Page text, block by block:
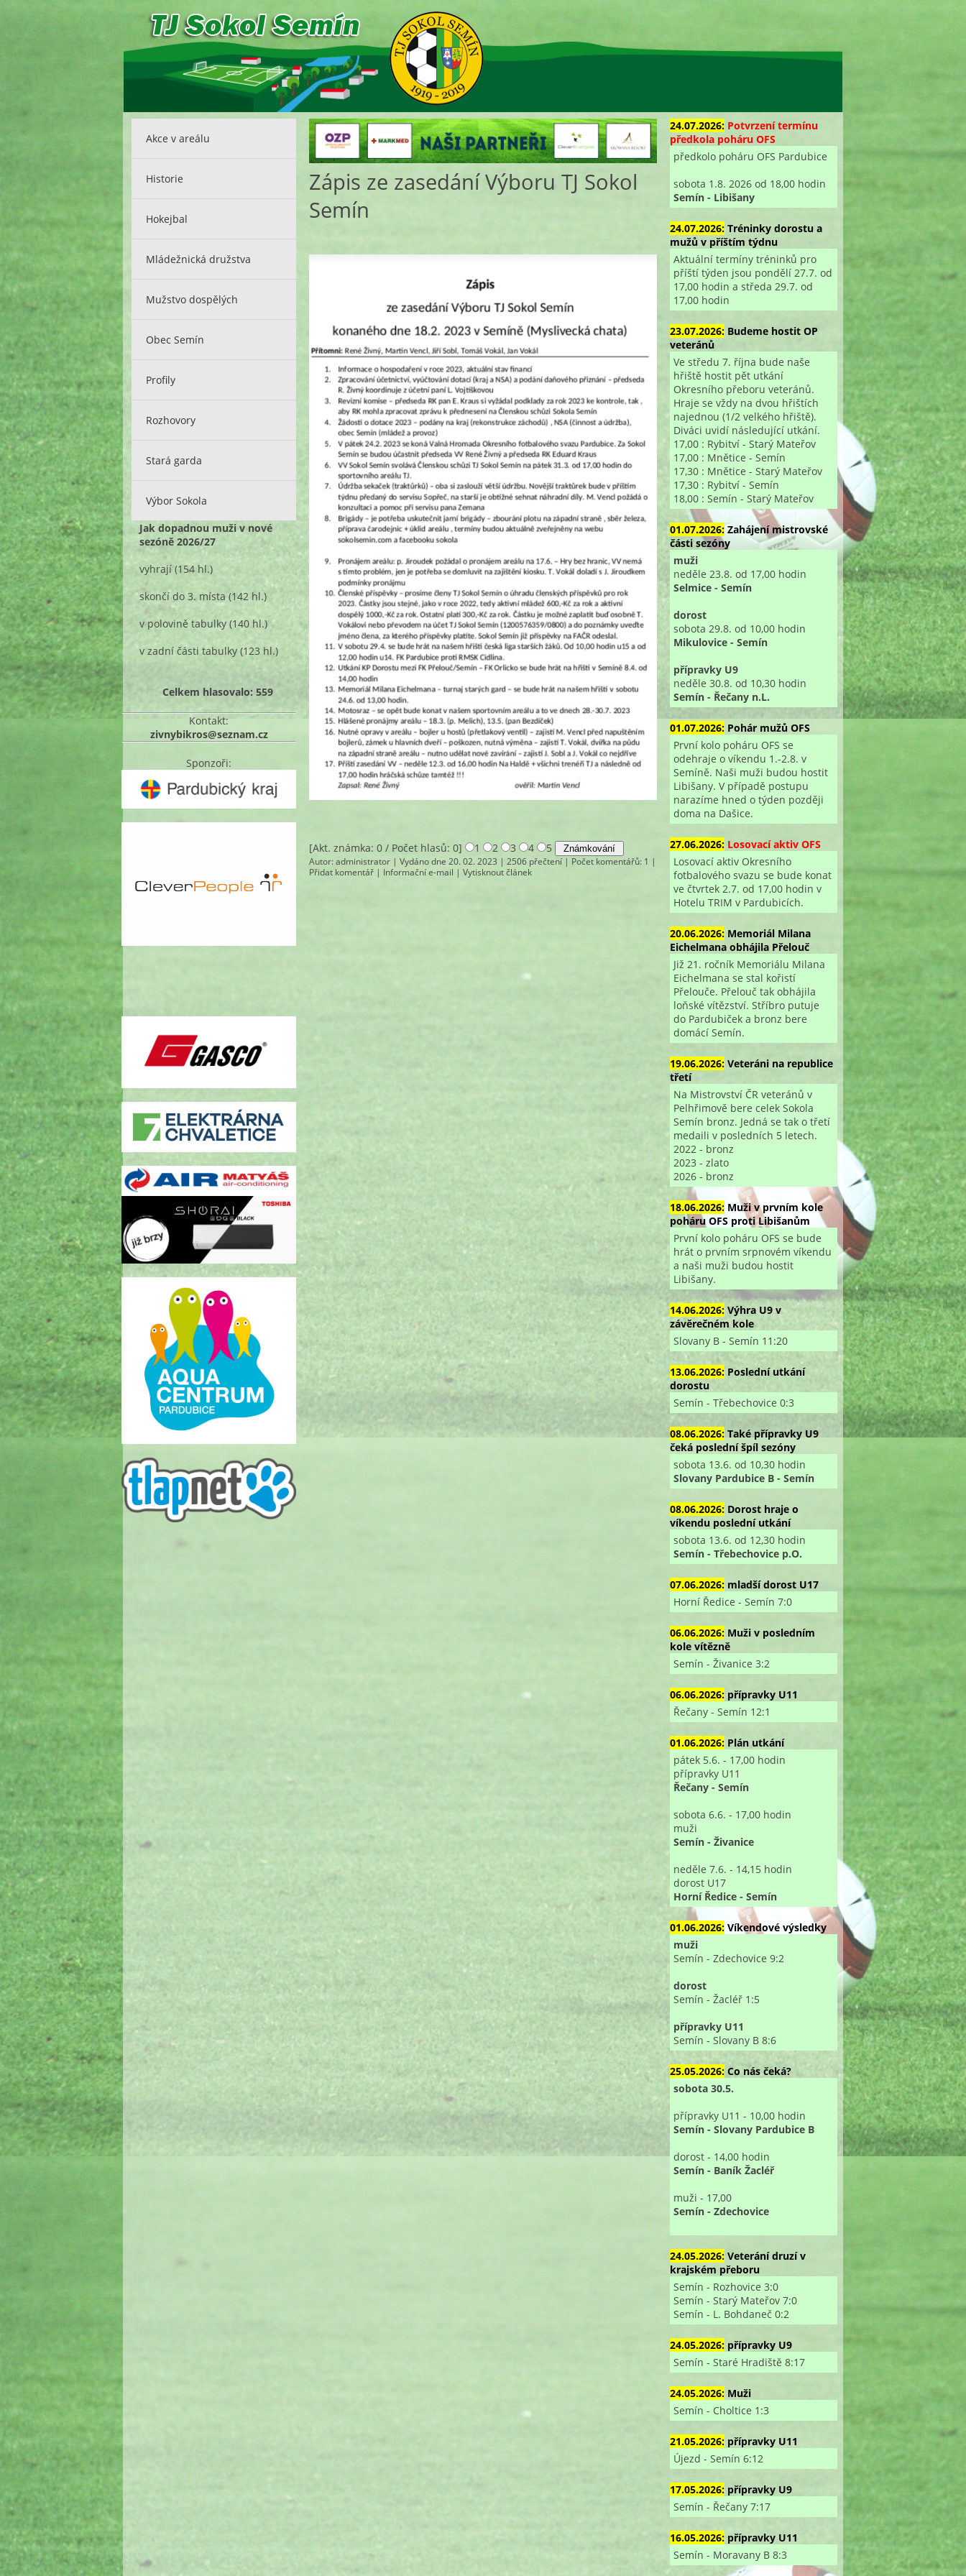
Akce v areálu
Historie
Hokejbal
Mládežnická družstva
Mužstvo dospělých
Obec Semín
Profily
Rozhovory
Stará garda
Výbor Sokola
Jak dopadnou muži v nové
sezóně 2026/27
vyhrají (154 hl.)
skončí do 3. místa(142 hl.)
v polovině tabulky (140 hl.)
v zadní části tabulky (123 hl.)
Celkem hlasovalo: 559
Kontakt:
zivnybikros@seznam.cz
Sponzoři:
Zápis ze zasedání Výboru TJ Sokol
Semín
[Akt. známka: 0 / Počet hlasů: 0] 1 2 3 4 5
Autor:administrator | Vydáno dne 20. 02. 2023 | 2506 přečtení | Počet komentářů: 1 |
Přidat komentář | Informační e-mail |Vytisknout článek
24.07.2026: Potvrzení termínu
předkola poháru OFS
předkolo poháru OFS Pardubice
sobota 1.8. 2026 od 18,00 hodin
Semín - Libišany
24.07.2026: Tréninky dorostu a
mužů v příštím týdnu
Aktuální termíny tréninků pro
příští týden jsou pondělí 27.7. od
17,00 hodin a středa 29.7. od
17,00 hodin
23.07.2026: Budeme hostit OP
veteránů
Ve středu 7. října bude naše
hřiště hostit pět utkání
Okresního přeboru veteránů.
Hraje se vždy na dvou hřištích
najednou (1/2 velkého hřiště).
Diváci uvidí následující utkání.
17,00 : Rybitví - Starý Mateřov
17,00 : Mnětice - Semín
17,30 : Mnětice - Starý Mateřov
17,30 : Rybitví - Semín
18,00 : Semín - Starý Mateřov
01.07.2026: Zahájení mistrovské
části sezóny
muži
neděle 23.8. od 17,00 hodin
Selmice - Semín
dorost
sobota 29.8. od 10,00 hodin
Mikulovice - Semín
přípravky U9
neděle 30.8. od 10,30 hodin
Semín - Řečany n.L.
01.07.2026: Pohár mužů OFS
První kolo poháru OFS se
odehraje o víkendu 1.-2.8. v
Semíně. Naši muži budou hostit
Libišany. V případě postupu
narazíme hned o týden později
doma na Dašice.
27.06.2026: Losovací aktiv OFS
Losovací aktiv Okresního
fotbalového svazu se bude konat
ve čtvrtek 2.7. od 17,00 hodin v
Hotelu TRIM v Pardubicích.
20.06.2026: Memoriál Milana
Eichelmana obhájila Přelouč
Již 21. ročník Memoriálu Milana
Eichelmana se stal kořistí
Přelouče. Přelouč tak obhájila
loňské vítězství. Stříbro putuje
do Pardubiček a bronz bere
domácí Semín.
19.06.2026: Veteráni na republice
třetí
Na Mistrovství ČR veteránů v
Pelhřimově bere celek Sokola
Semín bronz. Jedná se tak o třetí
medaili v posledních 5 letech.
2022 - bronz
2023 - zlato
2026 - bronz
18.06.2026: Muži v prvním kole
poháru OFS proti Libišanům
První kolo poháru OFS se bude
hrát o prvním srpnovém víkendu
a naši muži budou hostit
Libišany.
14.06.2026: Výhra U9 v
závěrečném kole
Slovany B - Semín 11:20
13.06.2026: Poslední utkání
dorostu
Semín - Třebechovice 0:3
08.06.2026: Také přípravky U9
čeká poslední špíl sezóny
sobota 13.6. od 10,30 hodin
Slovany Pardubice B - Semín
08.06.2026: Dorost hraje o
víkendu poslední utkání
sobota 13.6. od 12,30 hodin
Semín - Třebechovice p.O.
07.06.2026: mladší dorost U17
Horní Ředice - Semín 7:0
06.06.2026: Muži v posledním
kole vítězně
Semín - Živanice 3:2
06.06.2026: přípravky U11
Řečany - Semín 12:1
01.06.2026: Plán utkání
pátek 5.6. - 17,00 hodin
přípravky U11
Řečany - Semín
sobota 6.6. - 17,00 hodin
muži
Semín - Živanice
neděle 7.6. - 14,15 hodin
dorost U17
Horní Ředice - Semín
01.06.2026: Víkendové výsledky
muži
Semín - Zdechovice 9:2
dorost
Semín - Žacléř 1:5
přípravky U11
Semín - Slovany B 8:6
25.05.2026: Co nás čeká?
sobota 30.5.
přípravky U11 - 10,00 hodin
Semín - Slovany Pardubice B
dorost - 14,00 hodin
Semín - Baník Žacléř
muži - 17,00
Semín - Zdechovice
24.05.2026: Veterání druzí v
krajském přeboru
Semín - Rozhovice 3:0
Semín - Starý Mateřov 7:0
Semín - L. Bohdaneč 0:2
24.05.2026: přípravky U9
Semín - Staré Hradiště 8:17
24.05.2026: Muži
Semín - Choltice 1:3
21.05.2026: přípravky U11
Újezd - Semín 6:12
17.05.2026: přípravky U9
Semín - Řečany 7:17
16.05.2026: přípravky U11
Semín - Moravany B 8:3